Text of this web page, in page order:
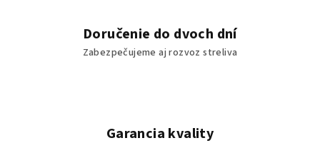
Doručenie do dvoch dní
Zabezpečujeme aj rozvoz streliva
Garancia kvality